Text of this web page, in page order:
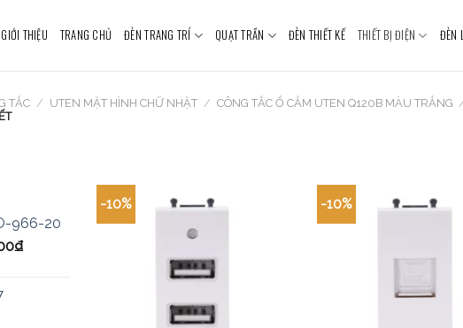
GIỚI THIỆU TRANG CHỦ ĐÈN TRANG TRÍ QUẠT TRẦN ĐÈN THIẾT KẾ THIẾT BỊ ĐIỆN ĐÈN
TẮC / UTEN MẶT HÌNH CHỮ NHẬT / CÔNG TẮC Ổ CẮM UTEN Q120B MÀU TRẮNG
966-20
₫
-10% -10%